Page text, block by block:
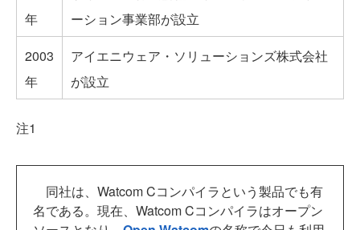
年
ーション事業部が設立
2003
年
アイエニウェア・ソリューションズ株式会社
が設立
注1
同社は、Watcom Cコンパイラという製品でも有
名である。現在、Watcom Cコンパイラはオープン